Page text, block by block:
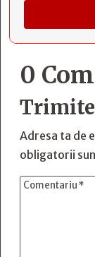
0
Adresa ta de
obligatorii